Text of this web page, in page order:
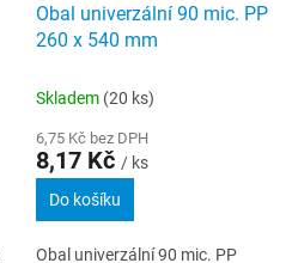
Obal univerzální 90 mic. PP
260 x 540 mm
Skladem (20 ks)
6,75 Kč bez DPH
8,17 Kč / ks
Do košíku
Obal univerzální 90 mic. PP